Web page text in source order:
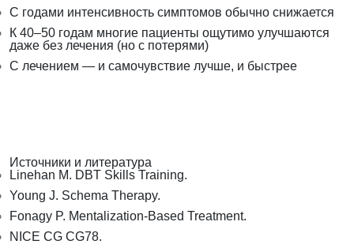
С годами интенсивность симптомов обычно снижается
К 40–50 годам многие пациенты ощутимо улучшаются
даже без лечения (но с потерями)
С лечением — и самочувствие лучше, и быстрее
Источники и литература
Linehan M. DBT Skills Training.
Young J. Schema Therapy.
Fonagy P. Mentalization-Based Treatment.
NICE CG CG78.